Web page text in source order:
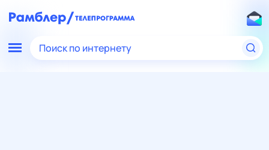
Поиск по интернету